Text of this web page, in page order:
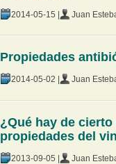
2014-05-15 | Juan
Propiedades
2014-05-02 | Juan
¿Qué hay de cierto
propiedades del
2013-09-05 | Juan